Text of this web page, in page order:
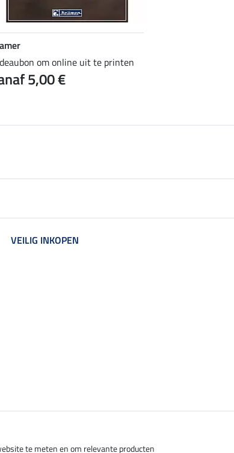
om online uit te printen
5,00 €
VEILIG INKOPEN
te meten en om relevante producten